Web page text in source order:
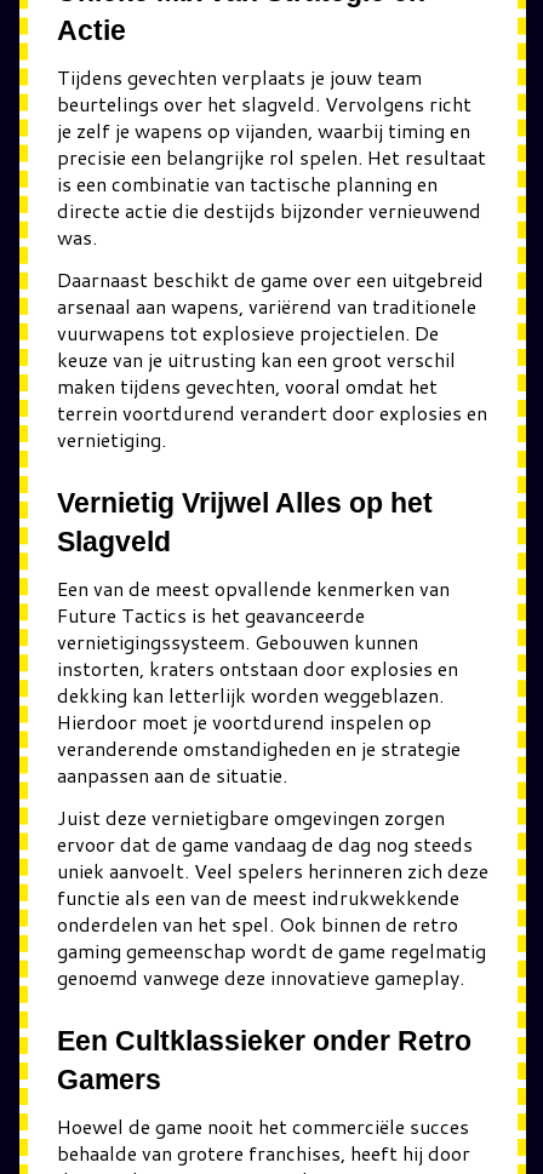
Actie
Tijdens gevechten verplaats je jouw team
beurtelings over het slagveld. Vervolgens richt
je zelf je wapens op vijanden, waarbij timing en
precisie een belangrijke rol spelen. Het resultaat
is een combinatie van tactische planning en
directe actie die destijds bijzonder vernieuwend
was.
Daarnaast beschikt de game over een uitgebreid
arsenaal aan wapens, variërend van traditionele
vuurwapens tot explosieve projectielen. De
keuze van je uitrusting kan een groot verschil
maken tijdens gevechten, vooral omdat het
terrein voortdurend verandert door explosies en
vernietiging.
Vernietig Vrijwel Alles op het
Slagveld
Een van de meest opvallende kenmerken van
Future Tactics is het geavanceerde
vernietigingssysteem. Gebouwen kunnen
instorten, kraters ontstaan door explosies en
dekking kan letterlijk worden weggeblazen.
Hierdoor moet je voortdurend inspelen op
veranderende omstandigheden en je strategie
aanpassen aan de situatie.
Juist deze vernietigbare omgevingen zorgen
ervoor dat de game vandaag de dag nog steeds
uniek aanvoelt. Veel spelers herinneren zich deze
functie als een van de meest indrukwekkende
onderdelen van het spel. Ook binnen de retro
gaming gemeenschap wordt de game regelmatig
genoemd vanwege deze innovatieve gameplay.
Een Cultklassieker onder Retro
Gamers
Hoewel de game nooit het commerciële succes
behaalde van grotere franchises, heeft hij door